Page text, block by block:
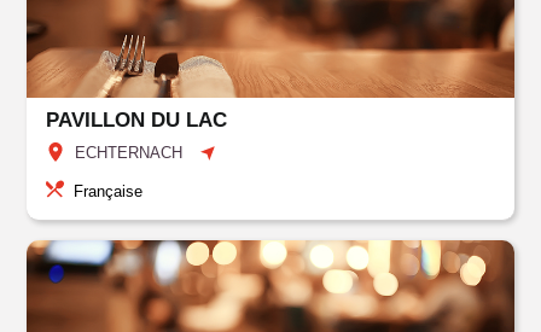
PAVILLON DU LAC
ECHTERNACH
Française